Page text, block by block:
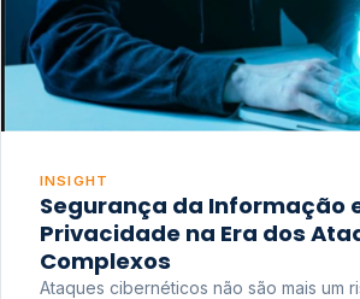
INSIGHT
Segurança da Informação
Privacidade na Era dos
Complexos
Ataques cibernéticos não são mais um